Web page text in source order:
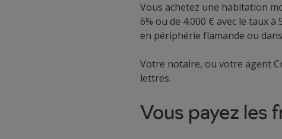
Vous achetez une habitation
6% ou de 4.000 € avec le taux
en périphérie flamande ou
Votre notaire, ou votre agent
lettres.
Vous payez les